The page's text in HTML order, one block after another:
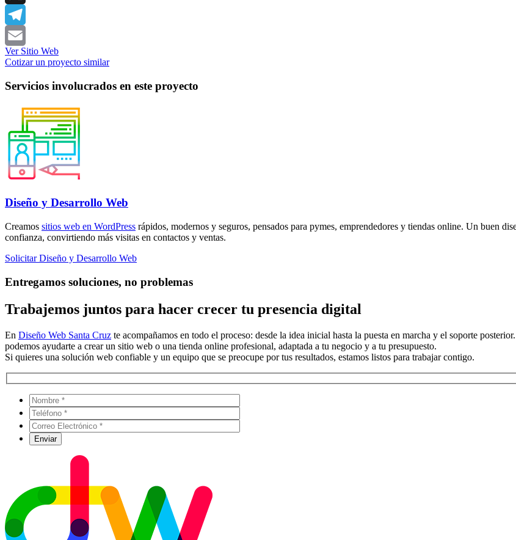
X
Telegram
Email
Ver Sitio Web
Cotizar un proyecto similar
Servicios involucrados en este proyecto
Diseño y Desarrollo Web
Creamos sitios web en WordPress rápidos, modernos y seguros, pensados para pymes, emprendedores y tiendas online. Un buen
confianza, convirtiendo más visitas en contactos y ventas.
Solicitar Diseño y Desarrollo Web
Entregamos soluciones, no problemas
Trabajemos juntos para hacer crecer tu presencia digital
En Diseño Web Santa Cruz te acompañamos en todo el proceso: desde la idea inicial hasta la puesta en marcha y el soporte
podemos ayudarte a crear un sitio web o una tienda online profesional, adaptada a tu negocio y a tu presupuesto.
Si quieres una solución web confiable y un equipo que se preocupe por tus resultados, estamos listos para trabajar contigo.